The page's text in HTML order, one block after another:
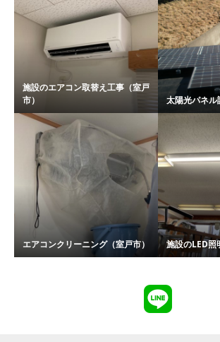
施設のエアコン取替え工事（室戸
市）
太陽光パネル
エアコンクリーニング（室戸市） 施設のLED照